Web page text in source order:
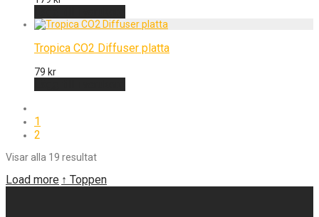
Tropica CO2 Diffuser platta
79 kr
1
2
Visar alla 19 resultat
Load more ↑ Toppen